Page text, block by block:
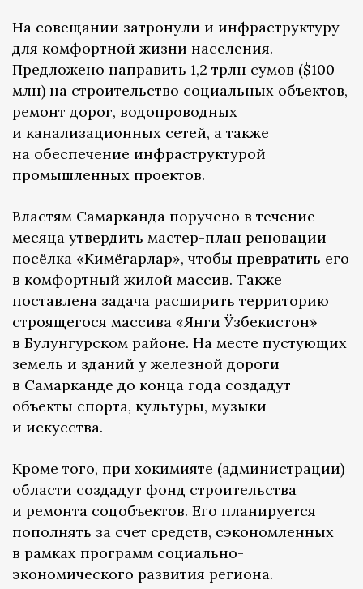
На совещании затронули и инфраструктуру
для комфортной жизни населения.
Предложено направить 1,2 трлн сумов ($100
млн) на строительство социальных объектов,
ремонт дорог, водопроводных
и канализационных сетей, а также
на обеспечение инфраструктурой
промышленных проектов.
Властям Самарканда поручено в течение
месяца утвердить мастер-план реновации
посёлка «Кимёгарлар», чтобы превратить его
в комфортный жилой массив. Также
поставлена задача расширить территорию
строящегося массива «Янги Ўзбекистон»
в Булунгурском районе. На месте пустующих
земель и зданий у железной дороги
в Самарканде до конца года создадут
объекты спорта, культуры, музыки
и искусства.
Кроме того, при хокимияте (администрации)
области создадут фонд строительства
и ремонта соцобъектов. Его планируется
пополнять за счет средств, сэкономленных
в рамках программ социально-
экономического развития региона.